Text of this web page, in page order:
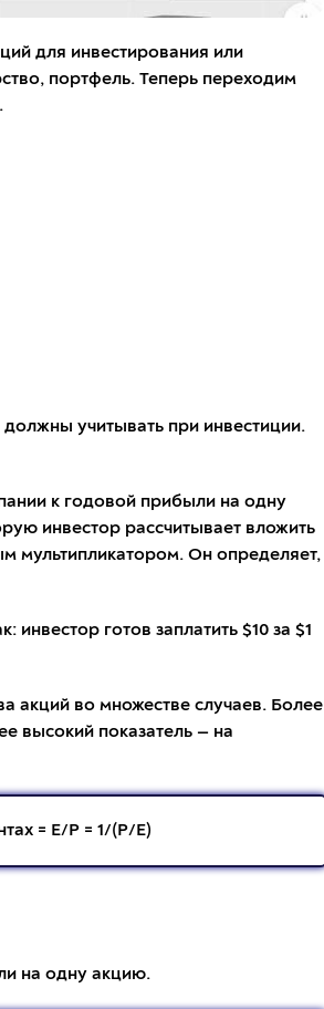
для инвестирования или
портфель. Теперь переходим
учитывать при инвестиции.
к годовой прибыли на одну
инвестор рассчитывает вложить
мультипликатором. Он определяет,
готов заплатить $10 за $1
акций во множестве случаев. Более
высокий показатель — на
= E/P = 1/(P/E)
на одну акцию.